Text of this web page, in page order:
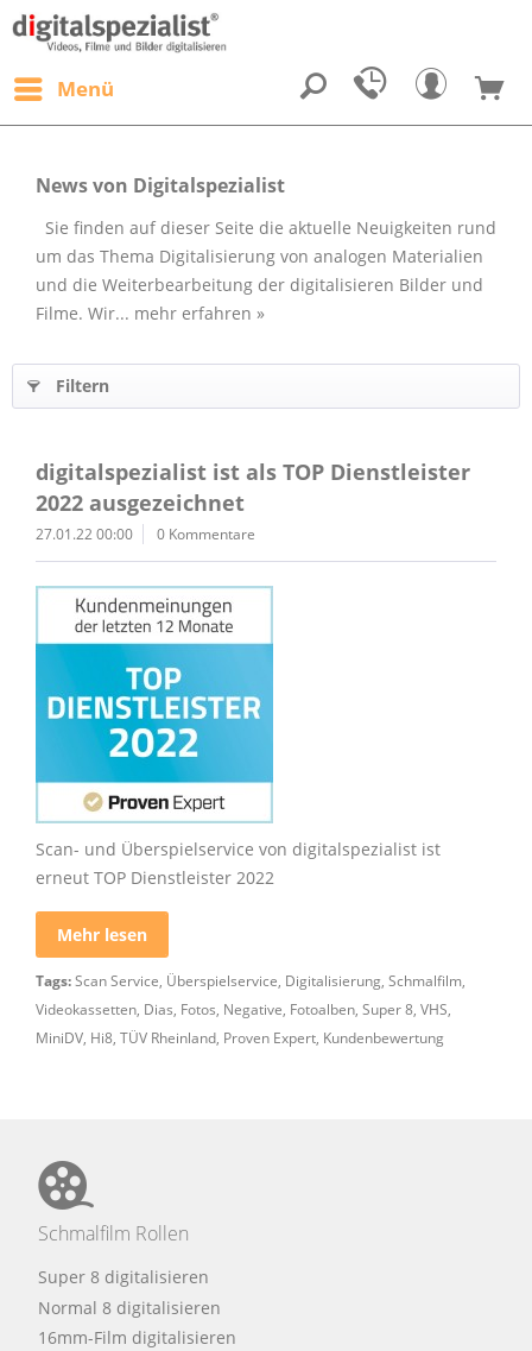
Menü
News von Digitalspezialist
Sie finden auf dieser Seite die aktuelle Neuigkeiten rund
um das Thema Digitalisierung von analogen Materialien
und die Weiterbearbeitung der digitalisieren Bilder und
Filme. Wir... mehr erfahren »
Filtern
digitalspezialist ist als TOP Dienstleister
2022 ausgezeichnet
27.01.22 00:00 0 Kommentare
Scan- und Überspielservice von digitalspezialist ist
erneut TOP Dienstleister 2022
Mehr lesen
Tags:Scan Service, Überspielservice, Digitalisierung, Schmalfilm,
Videokassetten, Dias, Fotos, Negative, Fotoalben, Super 8, VHS,
MiniDV, Hi8, TÜV Rheinland, Proven Expert, Kundenbewertung
Schmalfilm Rollen
Super 8 digitalisieren
Normal 8 digitalisieren
16mm-Film digitalisieren